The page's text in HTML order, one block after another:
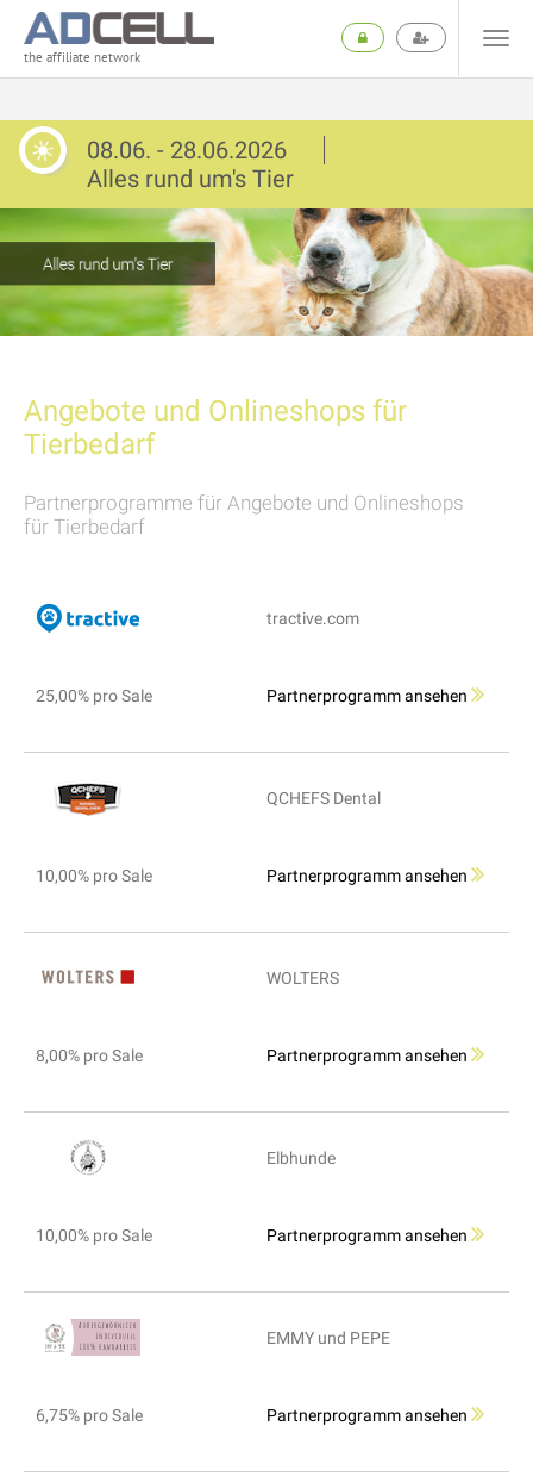
the affiliate network
08.06. - 28.06.2026
Alles rund um's Tier
Angebote und Onlineshops für
Tierbedarf
Partnerprogramme für Angebote und Onlineshops
für Tierbedarf
tractive.com
25,00% pro Sale Partnerprogramm ansehen
QCHEFS Dental
10,00% pro Sale Partnerprogramm ansehen
WOLTERS
8,00% pro Sale Partnerprogramm ansehen
Elbhunde
10,00% pro Sale Partnerprogramm ansehen
EMMY und PEPE
6,75% pro Sale Partnerprogramm ansehen